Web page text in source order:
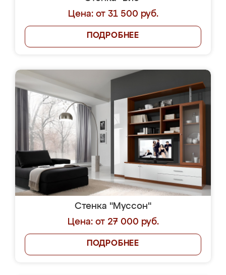
Цена: от 31 500 руб.
ПОДРОБНЕЕ
Стенка "Муссон"
Цена: от 27 000 руб.
ПОДРОБНЕЕ